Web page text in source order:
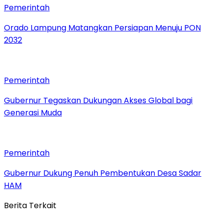
Pemerintah
Orado Lampung Matangkan Persiapan Menuju PON
2032
Pemerintah
Gubernur Tegaskan Dukungan Akses Global bagi
Generasi Muda
Pemerintah
Gubernur Dukung Penuh Pembentukan Desa Sadar
HAM
Berita Terkait